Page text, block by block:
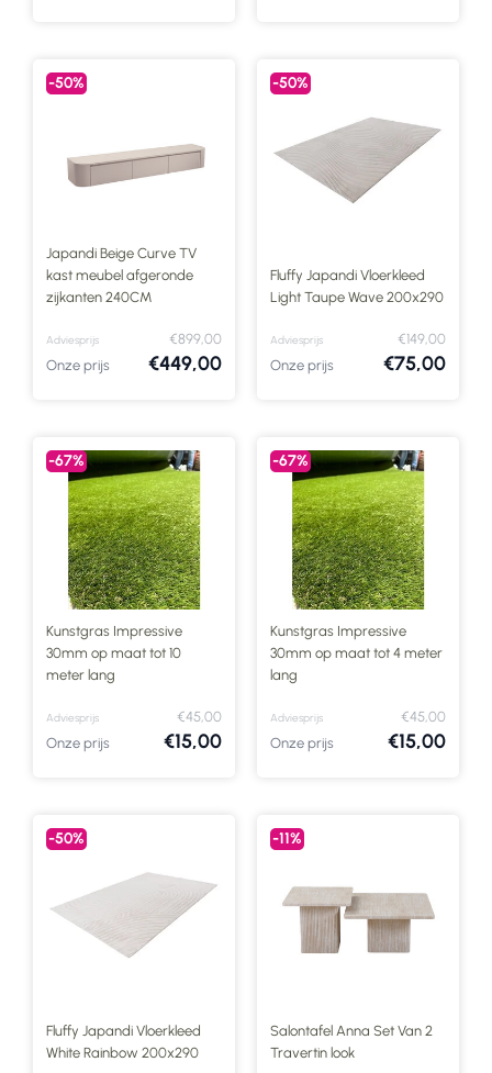
-50%
Japandi Beige Curve TV
kast meubel afgeronde
zijkanten 240CM
Adviesprijs
€899,00
Onze prijs
€449,00
-50%
Fluffy Japandi Vloerkleed
Light Taupe Wave 200x290
Adviesprijs
€149,00
Onze prijs
€75,00
-67%
Kunstgras Impressive
30mm op maat tot 10
meter lang
Adviesprijs
€45,00
Onze prijs
€15,00
-67%
Kunstgras Impressive
30mm op maat tot 4 meter
lang
Adviesprijs
€45,00
Onze prijs
€15,00
-50%
Fluffy Japandi Vloerkleed
White Rainbow 200x290
-11%
Salontafel Anna Set Van 2
Travertin look